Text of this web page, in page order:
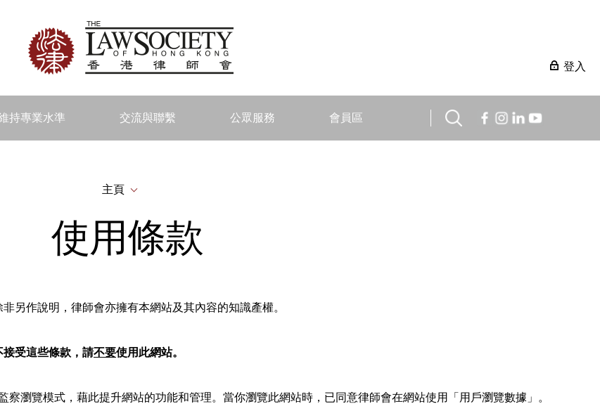
登入
持專業水準 交流與聯繫 公眾服務 會員區
主頁
使用條款
另作說明，律師會亦擁有本網站及其內容的知識產權。
受這些條款，請不要使用此網站。
瀏覽模式，藉此提升網站的功能和管理。當你瀏覽此網站時，已同意律師會在網站使用「用戶瀏覽數據」。